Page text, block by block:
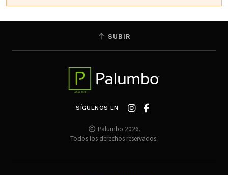
SUBIR
SÍGUENOS EN
Palumbo 2026.
Todos los derechos reservados.